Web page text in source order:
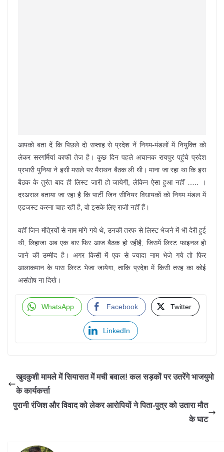
आपको बता दें कि पिछले दो सप्ताह से प्रदेश नें निगम-मंडलों में नियुक्ति को
लेकर सरगर्मियां काफी तेज है। कुछ दिन पहले अचानक रायपुर पहुंचे प्रदेश
प्रभारी पुनिया ने इसी मसले पर मैराथन बैठक ली थी। माना जा रहा था कि इस
बैठक के तुरंत बाद ही लिस्ट जारी हो जायेगी, लेकिन ऐसा हुआ नहीं ….. ।
दरअसल बताया जा रहा है कि पार्टी जिन सीनियर विधायकों को निगम मंडल में
एडजस्ट करना चाह रही है, वो इसके लिए राजी नहीं हैं।
वहीं जिन मंत्रियों से नाम मांगे गये थे, उनकी तरफ से लिस्ट भेजने में भी देरी हुई
थी, लिहाजा अब एक बार फिर आज बैठक हो रहीहै, जिसमें लिस्ट फाइनल हो
जाने की उम्मीद है। अगर किसी में एक से ज्यादा नाम भेजे गये तो फिर
आलाकमान के पास लिस्ट भेजा जायेगा, ताकि प्रदेश में किसी तरह का कोई
असंतोष ना दिखे।
WhatsApp Facebook Twitter
LinkedIn
खुदकुशी मामले में सियासत में मची बवाल! कल सड़कों पर उतरेंगे भाजयुमो
के कार्यकर्त्ता
पुरानी रंजिश और विवाद को लेकर आरोपियों ने पिता-पुत्र को उतारा मौत
के घाट